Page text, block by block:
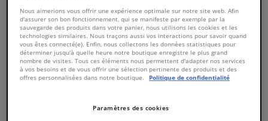
Fenêtres & accessoires
Intérieur & ameublement
Numéro de produit d'origine:0178978
Nous aimerions vous offrir une expérience optimale sur notre site web. Afin
d'assurer son bon fonctionnement, qui se manifeste par exemple par la
sauvegarde des produits dans votre panier, nous utilisons les cookies et les
technologies similaires. Nous traçons aussi vos interactions pour savoir quand
vous êtes connecté(e). Enfin, nous collectons les données statistiques pour
déterminer jusqu'à quelle heure notre boutique enregistre le plus grand
nombre de visites. Tous ces éléments nous permettent d'adapter nos services
à vos besoins et de vous offrir une sélection pertinente des produits et des
offres personnalisées dans notre boutique.
Politique de confidentialité
Paramètres des cookies